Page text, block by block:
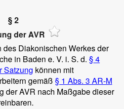
§ 2
der AVR
Diakonischen Werkes der
in Baden e. V. i. S. d. § 4
Satzung können mit
gemäß § 1 Abs. 3 AR-M
der AVR nach Maßgabe dieser